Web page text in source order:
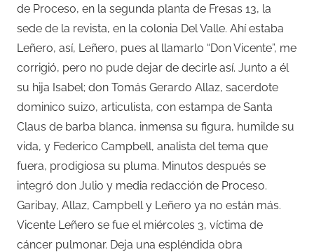
de Proceso, en la segunda planta de Fresas 13, la
sede de la revista, en la colonia Del Valle. Ahí estaba
Leñero, así, Leñero, pues al llamarlo “Don Vicente”, me
corrigió, pero no pude dejar de decirle así. Junto a él
su hija Isabel; don Tomás Gerardo Allaz, sacerdote
dominico suizo, articulista, con estampa de Santa
Claus de barba blanca, inmensa su figura, humilde su
vida, y Federico Campbell, analista del tema que
fuera, prodigiosa su pluma. Minutos después se
integró don Julio y media redacción de Proceso.
Garibay, Allaz, Campbell y Leñero ya no están más.
Vicente Leñero se fue el miércoles 3, víctima de
cáncer pulmonar. Deja una espléndida obra